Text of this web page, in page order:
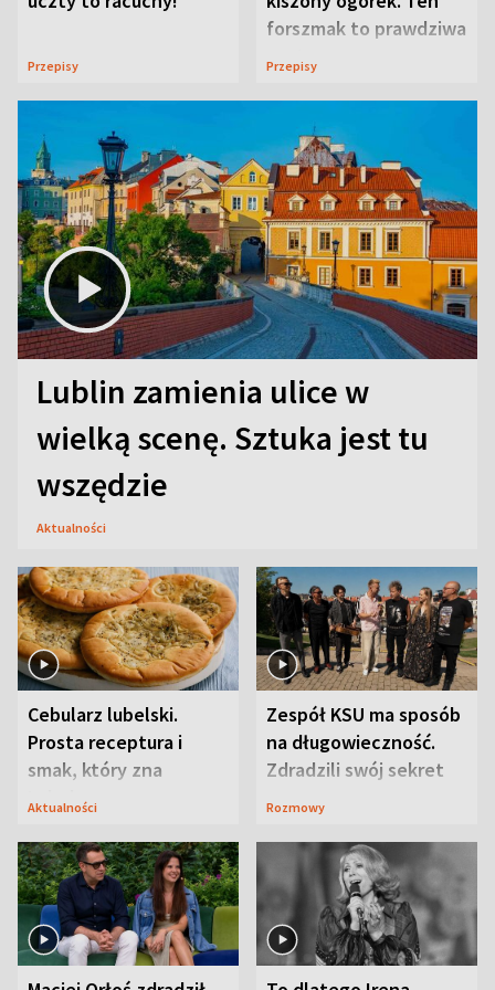
Przepisy
forszmak to prawdziwa
uczta
Przepisy
Lublin zamienia ulice w
wielką scenę. Sztuka jest tu
wszędzie
Aktualności
Cebularz lubelski.
Prosta receptura i
smak, który zna
Lubelszczyzna
Aktualności
Zespół KSU ma sposób
na długowieczność.
Zdradzili swój sekret
Rozmowy